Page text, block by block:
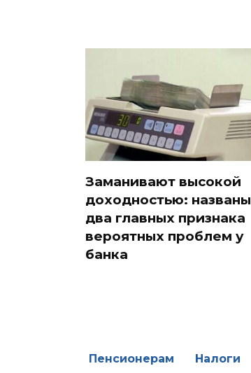
Заманивают высокой
доходностью: названы
два главных признака
вероятных проблем у
банка
Пенсионерам Налоги